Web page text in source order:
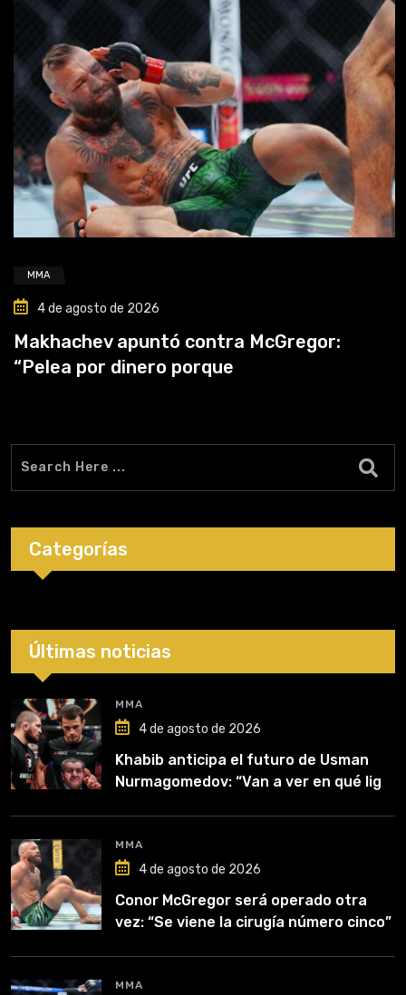
MMA
4 de agosto de 2026
Makhachev apuntó contra McGregor:
“Pelea por dinero porque
Categorías
Últimas noticias
MMA
4 de agosto de 2026
Khabib anticipa el futuro de Usman
Nurmagomedov: “Van a ver en qué liga
MMA
4 de agosto de 2026
Conor McGregor será operado otra
vez: “Se viene la cirugía número cinco”
MMA